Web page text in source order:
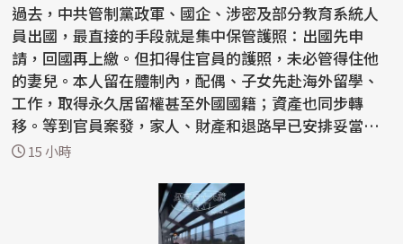
過去，中共管制黨政軍、國企、涉密及部分教育系統人
員出國，最直接的手段就是集中保管護照：出國先申
請，回國再上繳。但扣得住官員的護照，未必管得住他
的妻兒。本人留在體制內，配偶、子女先赴海外留學、
工作，取得永久居留權甚至外國國籍；資產也同步轉
移。等到官員案發，家人、財產和退路早已安排妥當。
這就是「...
15 小時